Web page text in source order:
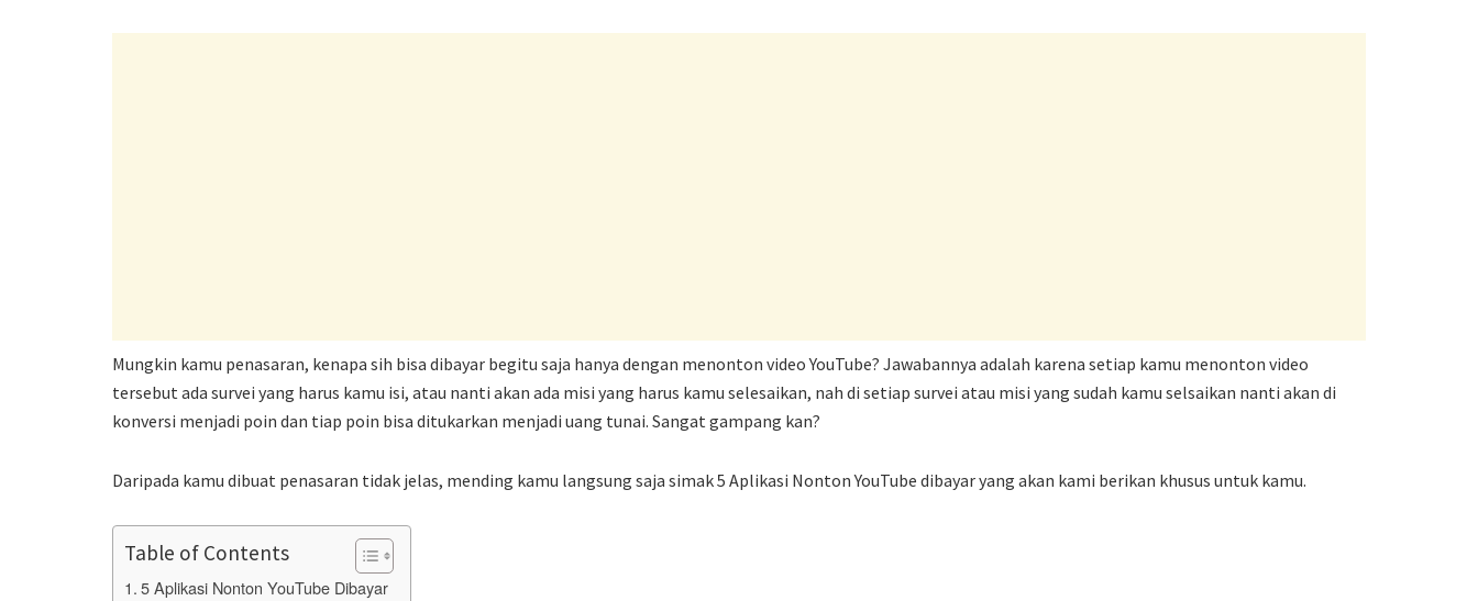
Mungkin kamu penasaran, kenapa sih bisa dibayar begitu saja hanya dengan menonton video YouTube? Jawabannya adalah karena setiap kamu menonton video
tersebut ada survei yang harus kamu isi, atau nanti akan ada misi yang harus kamu selesaikan, nah di setiap survei atau misi yang sudah kamu selsaikan nanti akan di
konversi menjadi poin dan tiap poin bisa ditukarkan menjadi uang tunai. Sangat gampang kan?
Daripada kamu dibuat penasaran tidak jelas, mending kamu langsung saja simak 5 Aplikasi Nonton YouTube dibayar yang akan kami berikan khusus untuk kamu.
Table of Contents
5 Aplikasi Nonton YouTube Dibayar